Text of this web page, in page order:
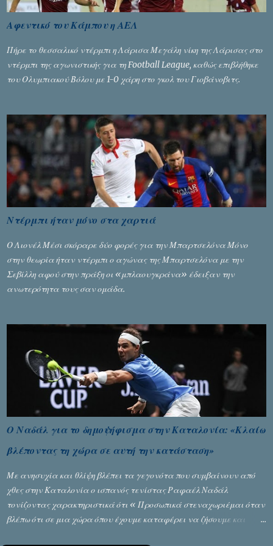
Αφεντικό του Κάμπου η ΑΕΛ
Πήρε το θεσσαλικό ντέρμπι η Λάρισα Μεγάλη νίκη της Λάρισας στο
ντέρμπι της αγωνιστικής για τη Football League, καθώς επιβλήθηκε
του Ολυμπιακού Βόλου με 1-0 χάρη στο γκολ του Γιοβάνοβιτς.
Ντέρμπι ήταν μόνο στα χαρτιά
Ο Λιονέλ Μέσι σκόραρε δύο φορές για την Μπαρτσελόνα Μόνο
στην θεωρία ήταν ντέρμπι ο αγώνας της Μπαρτσελόνα με την
Σεβίλλη αφού στην πράξη οι «μπλαουγκράνα» έδειξαν την
ανωτερότητα τους σαν ομάδα.
Ο Ναδάλ για το δημοψήφισμα στην Καταλονία: «Κλαίω
βλέποντας τη χώρα σε αυτή την κατάσταση»
Με ανησυχία και θλίψη βλέπει τα γεγονότα που συμβαίνουν από
χθες στην Καταλονία ο ισπανός τενίστας Ραφαέλ Ναδάλ
τονίζοντας χαρακτηριστικά ότι « Προσωπικά στεναχωριέμαι όταν
βλέπω ότι σε μια χώρα όπου έχουμε καταφέρει να ζήσουμε και